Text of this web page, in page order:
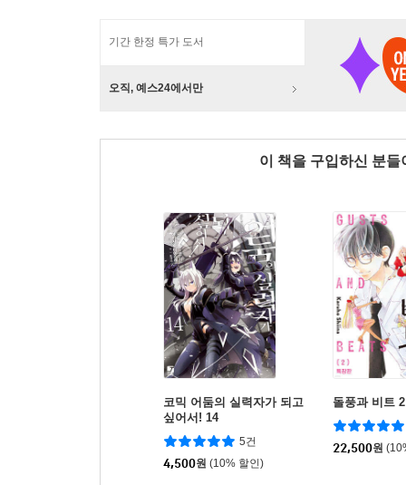
기간 한정 특가 도서
오직, 예스24에서만
이 책을 구입하신 분
코믹 어둠의 실력자가 되고
싶어서! 14
5건
4,500원 (10% 할인)
돌풍과 비트
22,500원